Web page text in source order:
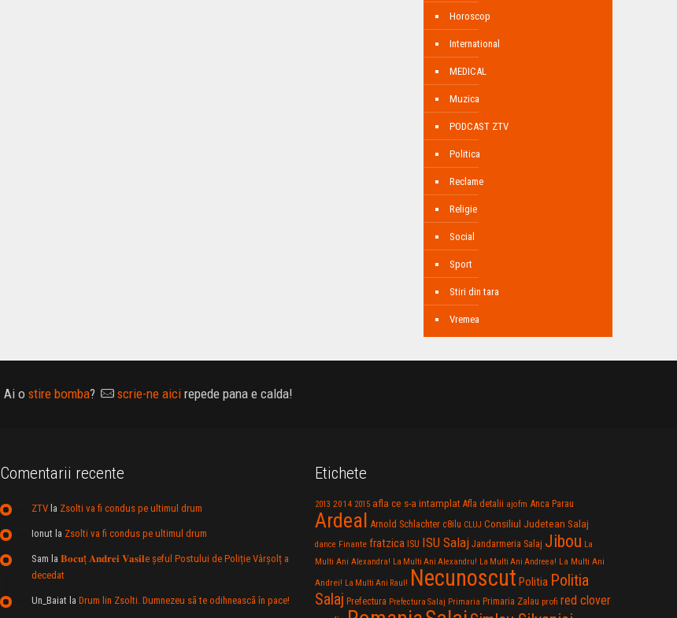
Horoscop
International
MEDICAL
Muzica
PODCAST ZTV
Politica
Reclame
Religie
Social
Sport
Stiri din tara
Vremea
Ai o stire bomba? scrie-ne aicirepede pana e calda!
Comentarii recente
ZTVla Zsolti va fi condus pe ultimul drum
Ionut la Zsolti va fi condus pe ultimul drum
Sam la 𝐁𝐨𝐜𝐮ț 𝐀𝐧𝐝𝐫𝐞𝐢 𝐕𝐚𝐬𝐢𝐥e şeful Postului de Poliție Vârșolț a
decedat
Un_Baiat la Drum lin Zsolti. Dumnezeu sã te odihneascã în pace!
Etichete
2013 2014 2015 afla ce s-a intamplat Afla detalii ajofm Anca Parau
Ardeal Arnold Schlachter c8ilu CLUJ Consiliul Judetean Salaj
dance Finante fratzica ISU ISU Salaj Jandarmeria Salaj Jibou La
Multi Ani Alexandra! La Multi Ani Alexandru! La Multi Ani Andreea! La Multi Ani
Andrei! La Multi Ani Raul! Necunoscut Politia Politia
Salaj Prefectura Prefectura Salaj Primaria Primaria Zalau profi red clover